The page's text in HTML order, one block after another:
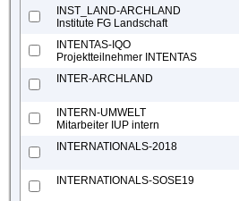
INST_LAND-ARCHLAND
Institute FG Landschaft
INTENTAS-IQO
Projektteilnehmer INTENTAS
INTER-ARCHLAND
INTERN-UMWELT
Mitarbeiter IUP intern
INTERNATIONALS-2018
INTERNATIONALS-SOSE19